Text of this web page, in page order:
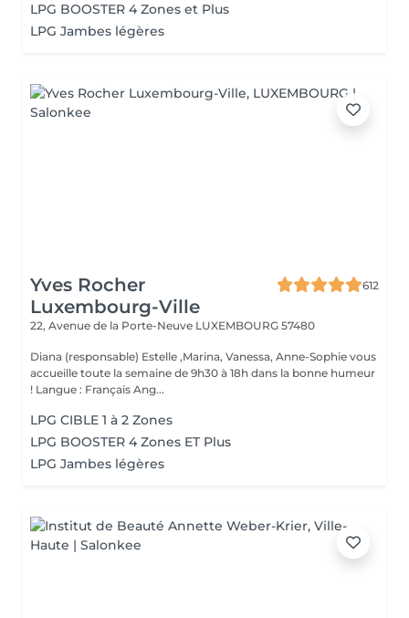
LPG BOOSTER 4 Zones et Plus
LPG Jambes légères
Yves Rocher
Luxembourg-Ville
612
22, Avenue de la Porte-Neuve LUXEMBOURG 57480
Diana (responsable) Estelle ,Marina, Vanessa, Anne-Sophie vous
accueille toute la semaine de 9h30 à 18h dans la bonne humeur
! Langue : Français Ang...
LPG CIBLE 1 à 2 Zones
LPG BOOSTER 4 Zones ET Plus
LPG Jambes légères